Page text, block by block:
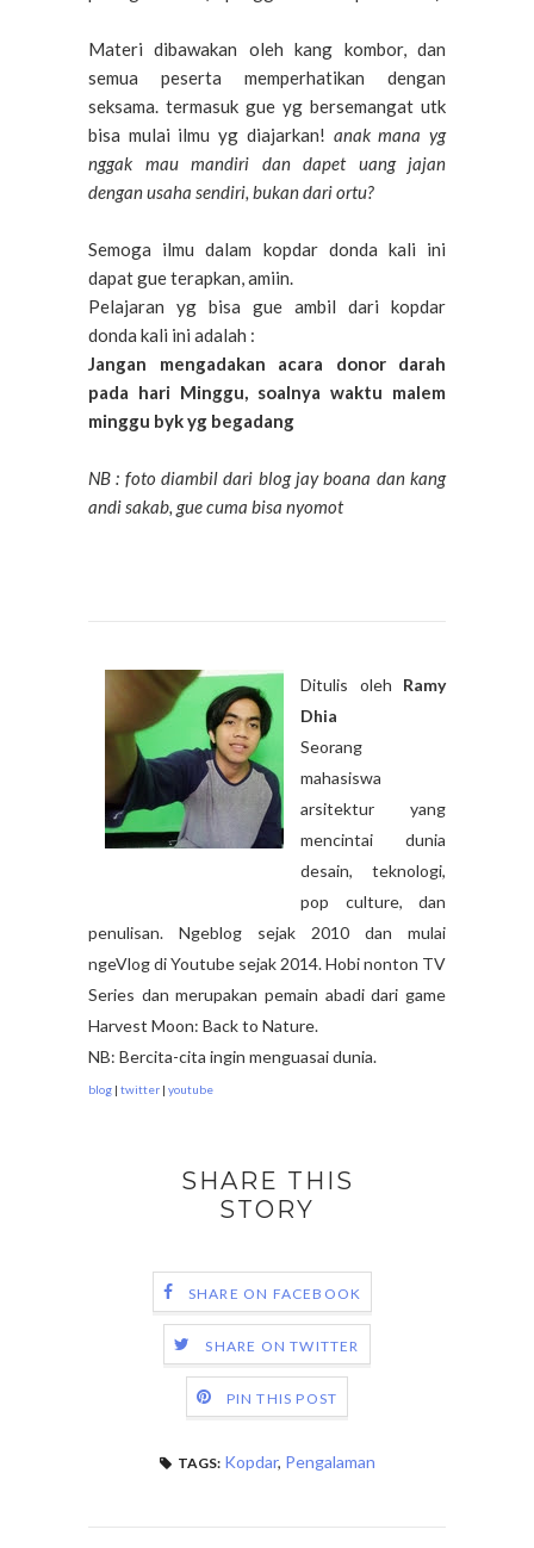
Materi dibawakan oleh kang kombor, dan
semua peserta memperhatikan dengan
seksama. termasuk gue yg bersemangat utk
bisa mulai ilmu yg diajarkan! anak mana yg
nggak mau mandiri dan dapet uang jajan
dengan usaha sendiri, bukan dari ortu?
Semoga ilmu dalam kopdar donda kali ini
dapat gue terapkan, amiin.
Pelajaran yg bisa gue ambil dari kopdar
donda kali ini adalah :
Jangan mengadakan acara donor darah
pada hari Minggu, soalnya waktu malem
minggu byk yg begadang
NB : foto diambil dari blog jay boana dan kang
andi sakab, gue cuma bisa nyomot
Ditulis oleh Ramy
Dhia
Seorang
mahasiswa
arsitektur yang
mencintai dunia
desain, teknologi,
pop culture, dan
penulisan. Ngeblog sejak 2010 dan mulai
ngeVlog di Youtube sejak 2014. Hobi nonton TV
Series dan merupakan pemain abadi dari game
Harvest Moon: Back to Nature.
NB: Bercita-cita ingin menguasai dunia.
blog | twitter | youtube
SHARE THIS
STORY
SHARE ON FACEBOOK
SHARE ON TWITTER
PIN THIS POST
TAGS: Kopdar, Pengalaman